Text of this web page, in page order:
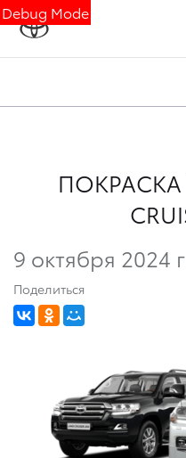
Debug Mode
ПОКРАСКА
9 октября 2024
Поделиться